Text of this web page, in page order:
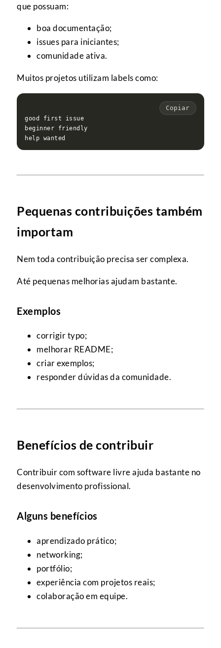
que possuam:
boa documentação;
issues para iniciantes;
comunidade ativa.
Muitos projetos utilizam labels como:
Copiar
Pequenas contribuições também
importam
Nem toda contribuição precisa ser complexa.
Até pequenas melhorias ajudam bastante.
Exemplos
corrigir typo;
melhorar README;
criar exemplos;
responder dúvidas da comunidade.
Benefícios de contribuir
Contribuir com software livre ajuda bastante no
desenvolvimento profissional.
Alguns benefícios
aprendizado prático;
networking;
portfólio;
experiência com projetos reais;
colaboração em equipe.